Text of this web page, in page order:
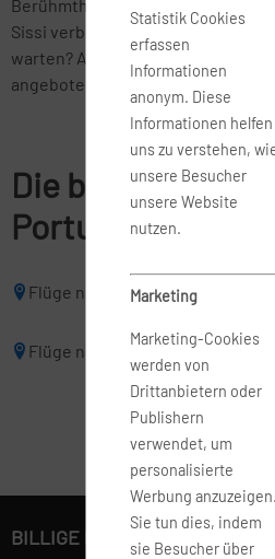
Berühmtheiten wie William
Sissi verbrachten hier gern ihre
warten? Auf Flüge.com werden
angeboten.
Die beliebsten
Portugal
Flüge nach Faro
Flüge nach Lissabon
Statistik Cookies
erfassen
Informationen
anonym. Diese
Informationen helfen
uns zu verstehen,
unsere Besucher
unsere Website
nutzen.
Marketing
Marketing-Cookies
werden von
Drittanbietern oder
Publishern
verwendet, um
personalisierte
Werbung anzuzeigen.
Sie tun dies, indem
sie Besucher über
BILLIGE FLÜGE BUCHEN